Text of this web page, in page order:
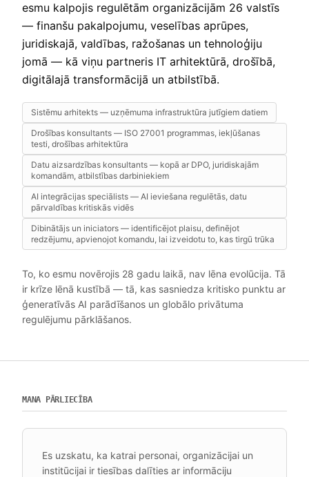
esmu kalpojis regulētām organizācijām 26 valstīs
— finanšu pakalpojumu, veselības aprūpes,
juridiskajā, valdības, ražošanas un tehnoloģiju
jomā — kā viņu partneris IT arhitektūrā, drošībā,
digitālajā transformācijā un atbilstībā.
Sistēmu arhitekts — uzņēmuma infrastruktūra jutīgiem datiem
Drošības konsultants — ISO 27001 programmas, iekļūšanas
testi, drošības arhitektūra
Datu aizsardzības konsultants — kopā ar DPO, juridiskajām
komandām, atbilstības darbiniekiem
AI integrācijas speciālists — AI ieviešana regulētās, datu
pārvaldības kritiskās vidēs
Dibinātājs un iniciators — identificējot plaisu, definējot
redzējumu, apvienojot komandu, lai izveidotu to, kas tirgū trūka
To, ko esmu novērojis 28 gadu laikā, nav lēna evolūcija. Tā
ir krīze lēnā kustībā — tā, kas sasniedza kritisko punktu ar
ģeneratīvās AI parādīšanos un globālo privātuma
regulējumu pārklāšanos.
MANA PĀRLIECĪBA
Es uzskatu, ka katrai personai, organizācijai un
institūcijai ir tiesības dalīties ar informāciju